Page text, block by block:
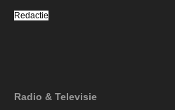
Redactie
Radio & Televisie